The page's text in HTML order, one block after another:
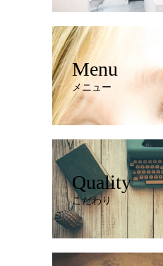
Menu
メニュー
Quality
こだわり